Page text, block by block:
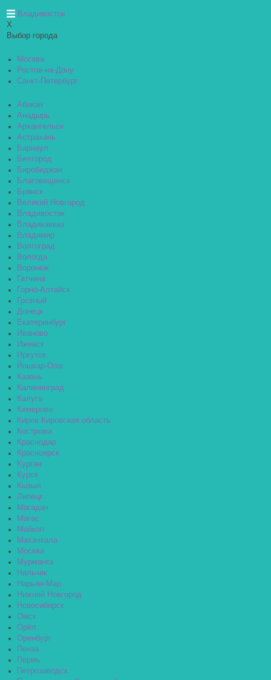
Владивосток
X
Выбор города
Москва
Ростов-на-Дону
Санкт-Петербург
Абакан
Анадырь
Архангельск
Астрахань
Барнаул
Белгород
Биробиджан
Благовещенск
Брянск
Великий Новгород
Владивосток
Владикавказ
Владимир
Волгоград
Вологда
Воронеж
Гатчина
Горно-Алтайск
Грозный
Донецк
Екатеринбург
Иваново
Ижевск
Иркутск
Йошкар-Ола
Казань
Калининград
Калуга
Кемерово
Киров Кировская область
Кострома
Краснодар
Красноярск
Курган
Курск
Кызыл
Липецк
Магадан
Магас
Майкоп
Махачкала
Москва
Мурманск
Нальчик
Нарьян-Мар
Нижний Новгород
Новосибирск
Омск
Орёл
Оренбург
Пенза
Пермь
Петрозаводск